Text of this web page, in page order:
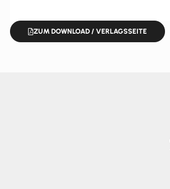
ZUM DOWNLOAD / VERLAGSSEITE